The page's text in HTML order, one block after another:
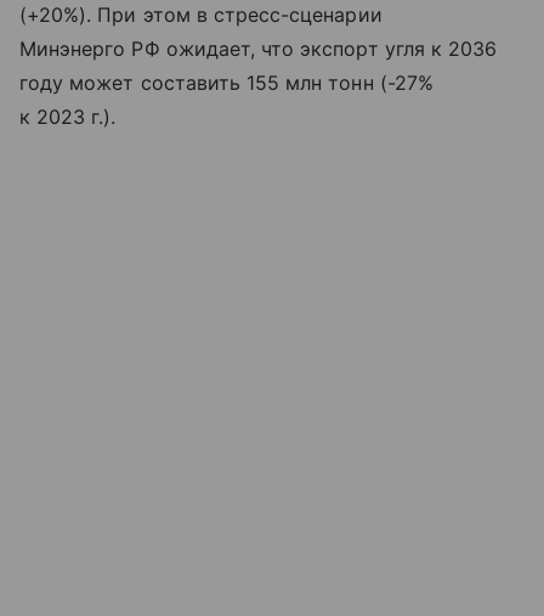
(+20%). При этом в стресс-сценарии
Минэнерго РФ ожидает, что экспорт угля к 2036
году может составить 155 млн тонн (-27%
к 2023 г.).